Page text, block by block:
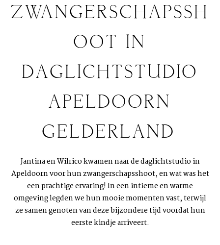
ZWANGERSCHAPSSH
OOT IN
DAGLICHTSTUDIO
APELDOORN
GELDERLAND
Jantina en Wilrico kwamen naar dedaglichtstudio in
Apeldoornvoor hunzwangerschapsshoot, en wat was het
een prachtige ervaring! In een intieme en warme
omgeving legden we hun mooie momenten vast, terwijl
ze samen genoten van deze bijzondere tijd voordat hun
eerste kindje arriveert.